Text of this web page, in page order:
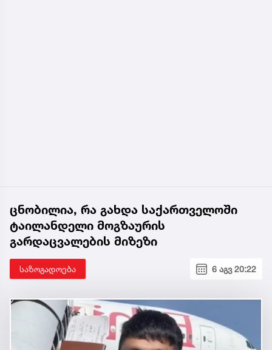
ცნობილია, რა გახდა საქართველოში
ტაილანდელი მოგზაურის
გარდაცვალების მიზეზი
საზოგადოება 6 აგვ 20:22